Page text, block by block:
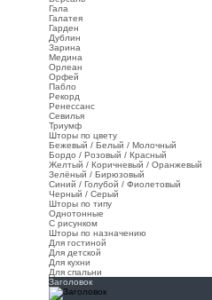
Гала
Галатея
Гарден
Дублин
Зарина
Медина
Орлеан
Орфей
Пабло
Рекорд
Ренессанс
Севилья
Триумф
Шторы по цвету
Бежевый / Белый / Молочный
Бордо / Розовый / Красный
Желтый / Коричневый / Оранжевый
Зелёный / Бирюзовый
Синий / Голубой / Фиолетовый
Черный / Серый
Шторы по типу
Однотонные
С рисунком
Шторы по назначению
Для гостиной
Для детской
Для кухни
Для спальни
Заголовок